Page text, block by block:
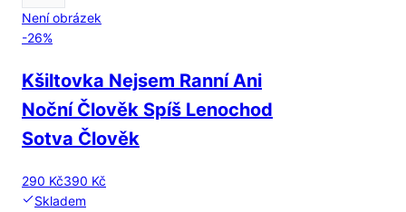
Není obrázek
-26%
Kšiltovka Nejsem Ranní Ani
Noční Člověk Spíš Lenochod
Sotva Člověk
290 Kč390 Kč
Skladem